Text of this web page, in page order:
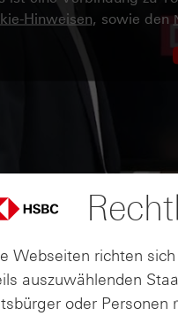
Hinweisen, sowie den
Webseiten richten
auszuwählenden
oder